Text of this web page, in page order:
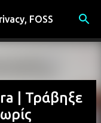
FOSS
| Τράβηξε